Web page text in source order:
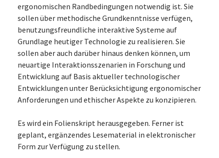
ergonomischen Randbedingungen notwendig ist. Sie
sollen über methodische Grundkenntnisse verfügen,
benutzungsfreundliche interaktive Systeme auf
Grundlage heutiger Technologie zu realisieren. Sie
sollen aber auch darüber hinaus denken können, um
neuartige Interaktionsszenarien in Forschung und
Entwicklung auf Basis aktueller technologischer
Entwicklungen unter Berücksichtigung ergonomischer
Anforderungen und ethischer Aspekte zu konzipieren.
Es wird ein Folienskript herausgegeben. Ferner ist
geplant, ergänzendes Lesematerial in elektronischer
Form zur Verfügung zu stellen.